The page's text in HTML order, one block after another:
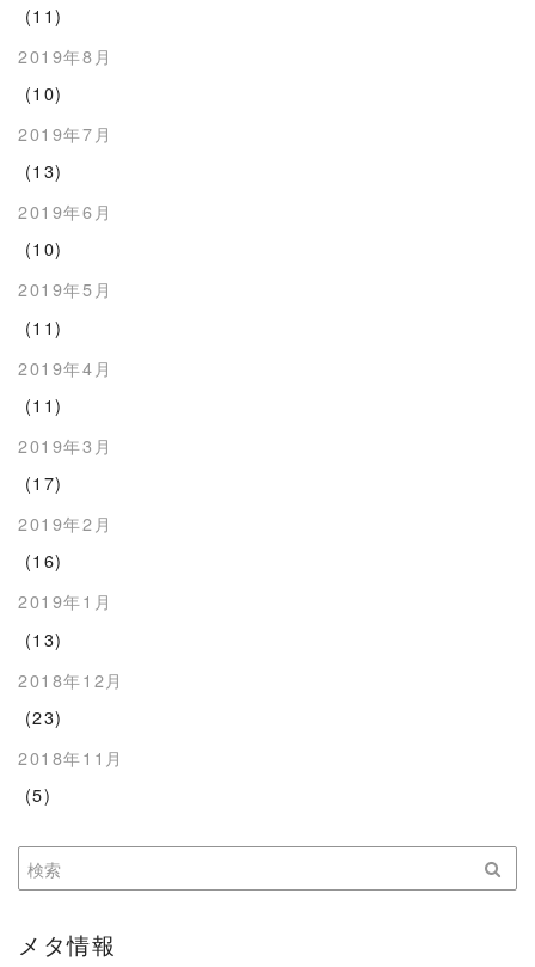
(11)
2019年8月
(10)
2019年7月
(13)
2019年6月
(10)
2019年5月
(11)
2019年4月
(11)
2019年3月
(17)
2019年2月
(16)
2019年1月
(13)
2018年12月
(23)
2018年11月
(5)
メタ情報